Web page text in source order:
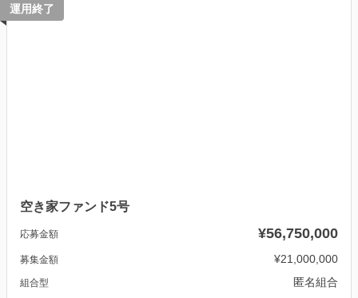
運用終了
空き家ファンド5号
応募金額 ¥56,750,000
募集金額 ¥21,000,000
組合型 匿名組合